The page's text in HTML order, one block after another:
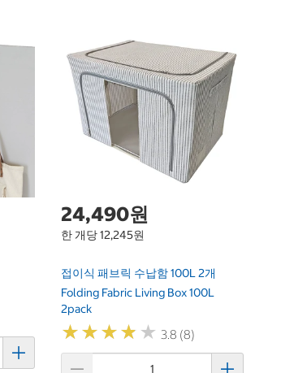
24,490원
한 개당 12,245원
접이식 패브릭 수납함 100L 2개
Folding Fabric Living Box 100L
2pack
★★★★ ★
★★★★ ★ 3.8 (8)